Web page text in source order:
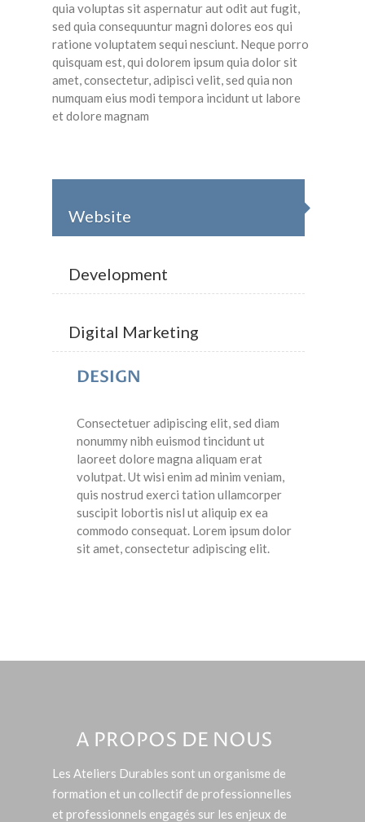
quia voluptas sit aspernatur aut odit aut fugit,
sed quia consequuntur magni dolores eos qui
ratione voluptatem sequi nesciunt. Neque porro
quisquam est, qui dolorem ipsum quia dolor sit
amet, consectetur, adipisci velit, sed quia non
numquam eius modi tempora incidunt ut labore
et dolore magnam
Website
Development
Digital Marketing
DESIGN
Consectetuer adipiscing elit, sed diam
nonummy nibh euismod tincidunt ut
laoreet dolore magna aliquam erat
volutpat. Ut wisi enim ad minim veniam,
quis nostrud exerci tation ullamcorper
suscipit lobortis nisl ut aliquip ex ea
commodo consequat. Lorem ipsum dolor
sit amet, consectetur adipiscing elit.
A PROPOS DE NOUS
Les Ateliers Durables sont un organisme de
formation et un collectif de professionnelles
et professionnels engagés sur les enjeux de